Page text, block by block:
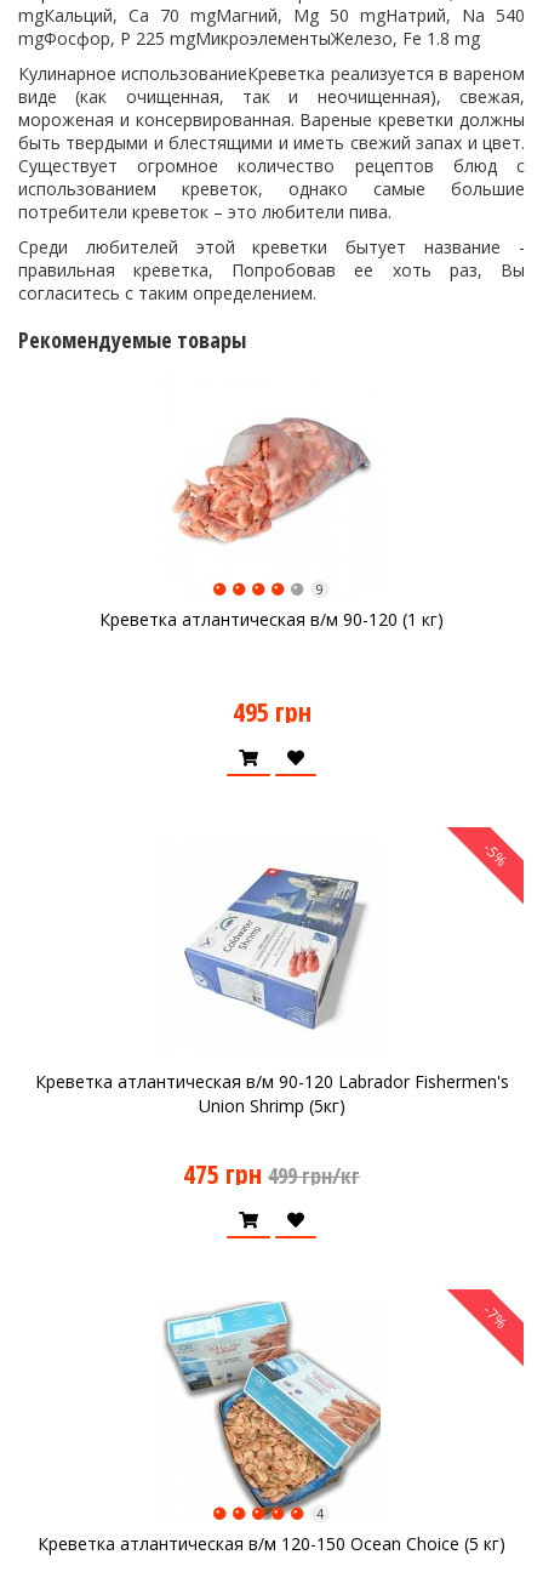
mgКальций, Ca 70 mgМагний, Mg 50 mgНатрий, Na 540
mgФосфор, P 225 mgМикроэлементыЖелезо, Fe 1.8 mg
Кулинарное использованиеКреветка реализуется в вареном
виде (как очищенная, так и неочищенная), свежая,
мороженая и консервированная. Вареные креветки должны
быть твердыми и блестящими и иметь свежий запах и цвет.
Существует огромное количество рецептов блюд с
использованием креветок, однако самые большие
потребители креветок – это любители пива.
Среди любителей этой креветки бытует название -
правильная креветка, Попробовав ее хоть раз, Вы
согласитесь с таким определением.
Рекомендуемые товары
Креветка атлантическая в/м 90-120 (1 кг)
9
495 грн
-5%
Креветка атлантическая в/м 90-120 Labrador Fishermen's
Union Shrimp (5кг)
475 грн 499 грн/кг
-7%
Креветка атлантическая в/м 120-150 Ocean Choice (5 кг)
4